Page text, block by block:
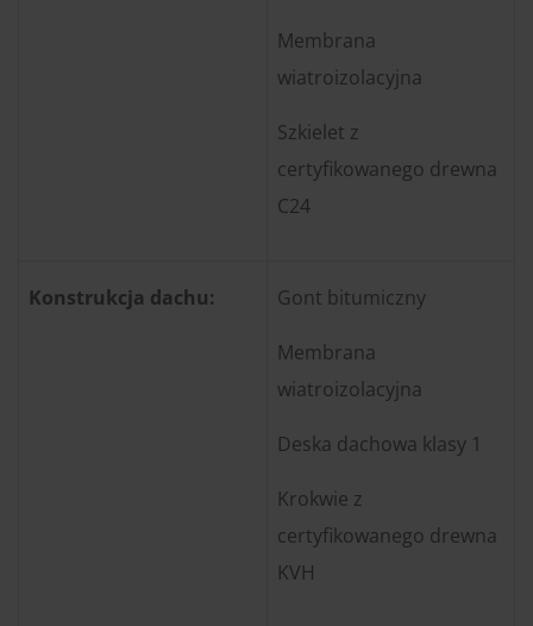
Membrana
wiatroizolacyjna
Szkielet z
certyfikowanego drewna
C24
Konstrukcja dachu: Gont bitumiczny
Membrana
wiatroizolacyjna
Deska dachowa klasy 1
Krokwie z
certyfikowanego drewna
KVH